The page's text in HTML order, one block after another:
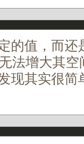
的值，而还
法增大其
现其实很简